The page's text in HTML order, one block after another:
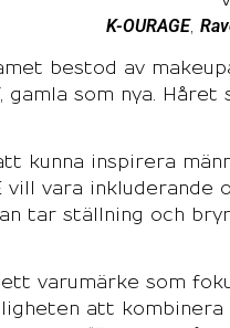
K-OURAGE,
bestod av
, gamla som nya.
kunna inspirera
vill vara
tar ställning och bryr
varumärke som
att